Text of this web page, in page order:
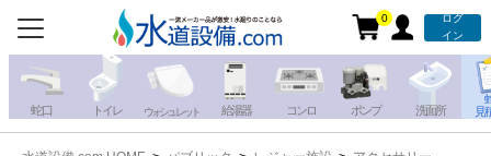
0
ログ
イン
蛇 口 トイレ ウォシュレット 給湯器 コンロ ポンプ 洗面所
見
お電話での注文・お見積も
承っております!!